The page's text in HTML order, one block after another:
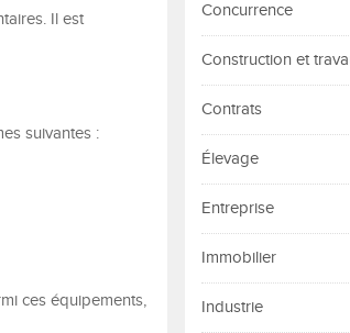
Il est
suivantes :
ces équipements,
Concurrence
Construction et
Contrats
Élevage
Entreprise
Immobilier
Industrie